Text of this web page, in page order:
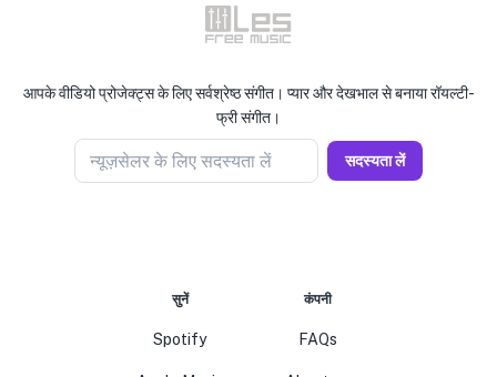
आपके वीडियो प्रोजेक्ट्स के लिए सर्वश्रेष्ठ संगीत। प्यार और देखभाल से बनाया रॉयल्टी-
फ्री संगीत।
न्यूज़सेलर के लिए सदस्यता लें सदस्यता लें
सुनें
Spotify
कंपनी
FAQs